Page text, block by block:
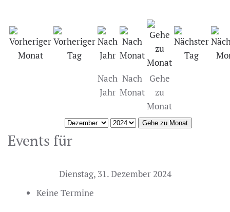
Nach
Jahr
Nach
Monat
Gehe
zu
Monat
Gehe zu Monat
Events für
Dienstag, 31. Dezember 2024
Keine Termine